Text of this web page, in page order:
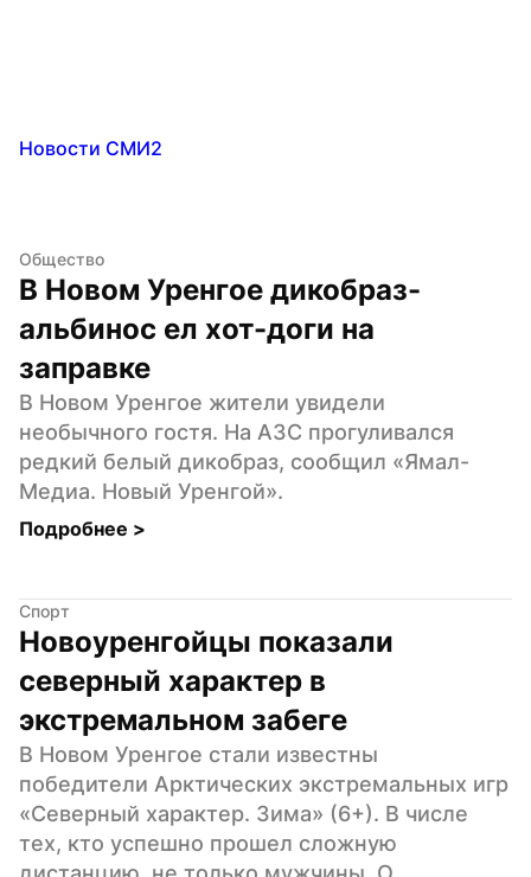
Новости СМИ2
Общество
В Новом Уренгое дикобраз-
альбинос ел хот-доги на
заправке
В Новом Уренгое жители увидели
необычного гостя. На АЗС прогуливался
редкий белый дикобраз, сообщил «Ямал-
Медиа. Новый Уренгой».
Подробнее >
Спорт
Новоуренгойцы показали
северный характер в
экстремальном забеге
В Новом Уренгое стали известны
победители Арктических экстремальных игр
«Северный характер. Зима» (6+). В числе
тех, кто успешно прошел сложную